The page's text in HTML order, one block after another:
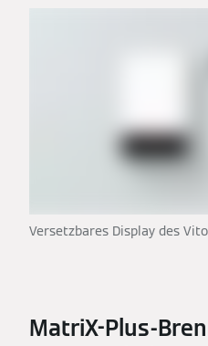
Versetzbares Display des
MatriX-Plus-